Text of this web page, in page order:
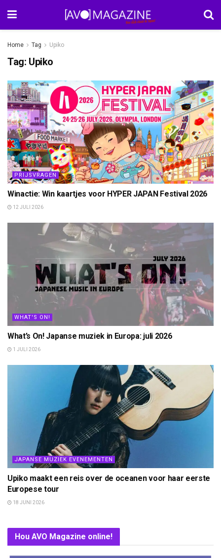
Home Tag Upiko
Tag: Upiko
PRIJSVRAGEN
Winactie: Win kaartjes voor HYPER JAPAN Festival 2026
12 JULI 2026
WHAT'S ON!
What’s On! Japanse muziek in Europa: juli 2026
1 JULI 2026
JAPANSE MUZIEK EVENEMENTEN
Upiko maakt een reis over de oceanen voor haar eerste
Europese tour
18 JUNI 2026
Hou AVO Magazine online!